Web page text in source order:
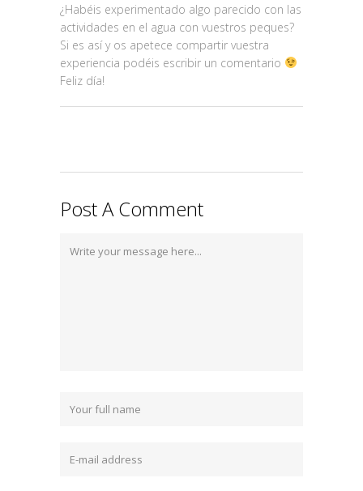
¿Habéis experimentado algo parecido con las
actividades en el agua con vuestros peques?
Si es así y os apetece compartir vuestra
experiencia podéis escribir un comentario
Feliz día!
Post A Comment